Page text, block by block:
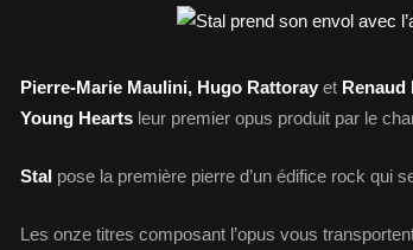
Pierre-Marie Maulini, Hugo Rattoray et Renaud
Young Hearts leur premier opus produit par le
Stal pose la première pierre d’un édifice rock qui
Les onze titres composant l’opus vous